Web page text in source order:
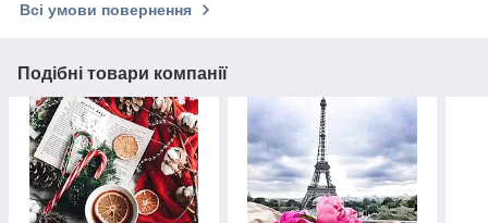
Всі умови повернення
Подібні товари компанії